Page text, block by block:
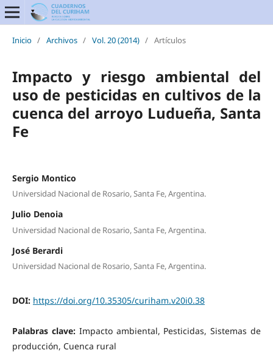
Inicio / Archivos / Vol. 20 (2014) / Artículos
Impacto y riesgo ambiental del
uso de pesticidas en cultivos de la
cuenca del arroyo Ludueña, Santa
Fe
Sergio Montico
Universidad Nacional de Rosario, Santa Fe, Argentina.
Julio Denoia
Universidad Nacional de Rosario, Santa Fe, Argentina.
José Berardi
Universidad Nacional de Rosario, Santa Fe, Argentina.
DOI: https://doi.org/10.35305/curiham.v20i0.38
Palabras clave: Impacto ambiental, Pesticidas, Sistemas de
producción, Cuenca rural